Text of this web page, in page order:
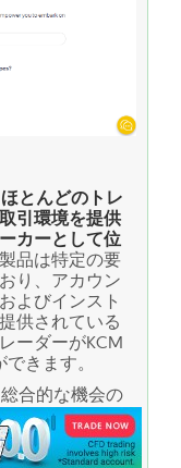
とんどのトレ
引環境を提供
カーとして位
品は特定の要
り、アカウン
よびインスト
供されている
ーダーがKCM
きます。
合的な機会の
おり、クライ
取引体験を提
門的な教育や